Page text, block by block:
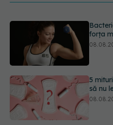
5
să nu
decide